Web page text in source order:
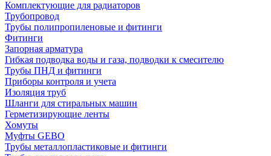
Комплектующие для радиаторов
Трубопровод
Трубы полипропиленовые и фитинги
Фитинги
Запорная арматура
Гибкая подводка воды и газа, подводки к смесителю
Трубы ПНД и фитинги
Приборы контроля и учета
Изоляция труб
Шланги для стиральных машин
Герметизирующие ленты
Хомуты
Муфты GEBO
Трубы металлопластиковые и фитинги